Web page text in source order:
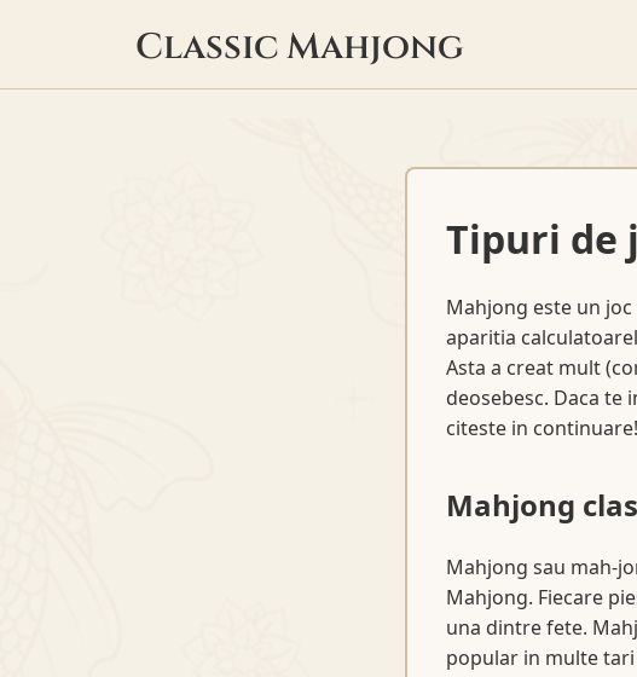
Classic Mahjong
Tipuri de
Mahjong este un
aparitia
Asta a creat mult
deosebesc. Daca
citeste in continuare!
Mahjong
Mahjong sau mah-
Mahjong. Fiecare
una dintre fete.
popular in multe